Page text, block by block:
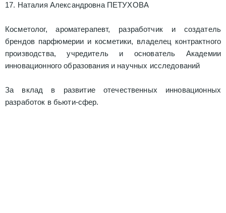
17. Наталия Александровна ПЕТУХОВА
Косметолог, ароматерапевт, разработчик и создатель
брендов парфюмерии и косметики, владелец контрактного
производства, учредитель и основатель Академии
инновационного образования и научных исследований
За вклад в развитие отечественных инновационных
разработок в бьюти-сфер.